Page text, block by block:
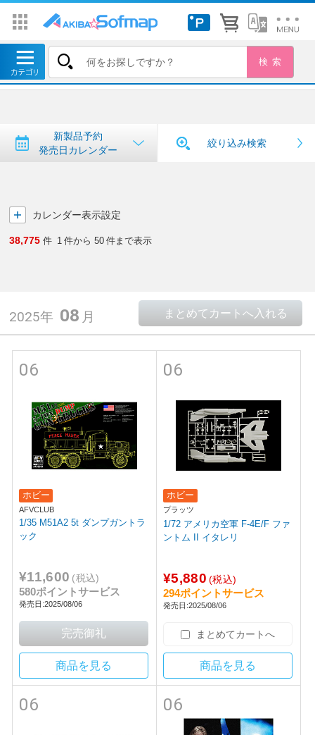
トップ ＞ 新製品予約・発売日カレンダー
新製品予約・発売日カレンダー
新製品予約
発売日カレンダー
絞り込み検索
カレンダー表示設定
38,775 件 1 件から 50 件まで表示
2025年 08 月
06
ホビー
AFVCLUB
1/35 M51A2 5t ダンプガントラ
ック
¥11,600 (税込)
580ポイントサービス
発売日:2025/08/06
商品を見る
06
ホビー
プラッツ
1/72 アメリカ空軍 F-4E/F ファ
ントム II イタレリ
¥5,880 (税込)
294ポイントサービス
発売日:2025/08/06
まとめてカートへ
商品を見る
06 06